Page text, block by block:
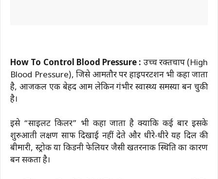
How To Control Blood Pressure : उच्च रक्तचाप (High
Blood Pressure), जिसे आमतौर पर हाइपरटेंशन भी कहा जाता
है, आजकल एक बेहद आम लेकिन गंभीर स्वास्थ्य समस्या बन चुकी
है।
इसे “साइलेंट किलर” भी कहा जाता है क्योंकि कई बार इसके
शुरुआती लक्षण साफ दिखाई नहीं देते और धीरे-धीरे यह दिल की
बीमारी, स्ट्रोक या किडनी फेलियर जैसी खतरनाक स्थिति का कारण
बन सकता है।